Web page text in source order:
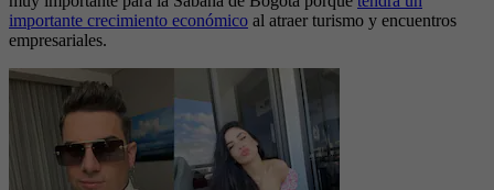
importante crecimiento económico al atraer turismo y encuentros
empresariales.